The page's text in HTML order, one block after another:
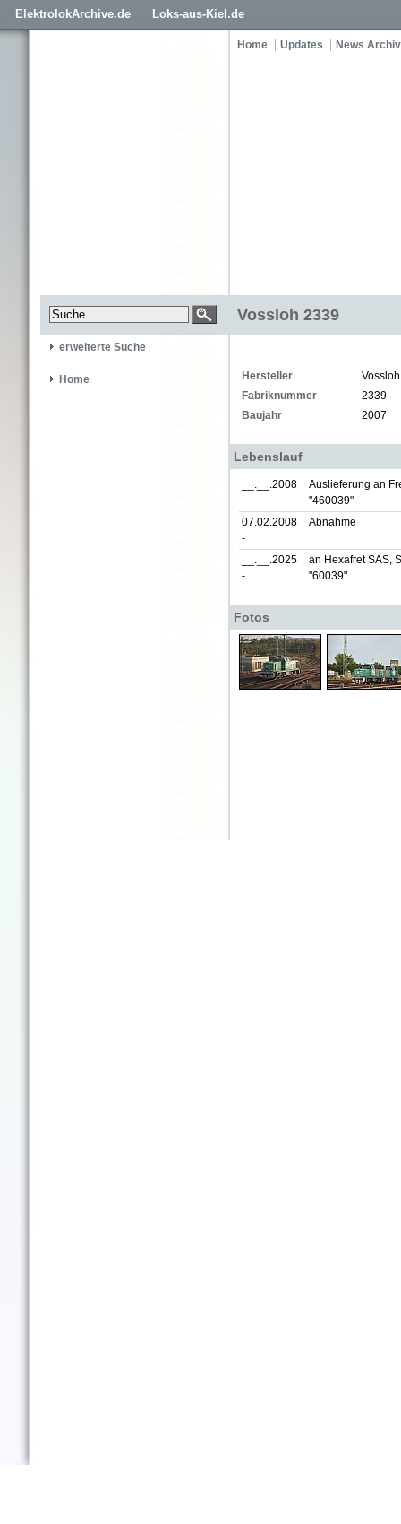
ElektrolokArchive.de Loks-aus-Kiel.de
Home Updates News Archiv
Vossloh 2339
erweiterte Suche
Home Hersteller
Vossloh
Fabriknummer
2339
Baujahr
2007
Lebenslauf
__.__.2008
-
Auslieferung an
"460039"
07.02.2008
-
Abnahme
__.__.2025
-
an Hexafret SAS,
"60039"
Fotos